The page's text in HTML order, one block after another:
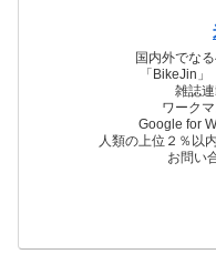
国内外でな
「BikeJin
雑誌
ワーク
Google for
人類の上位２％以
お問い